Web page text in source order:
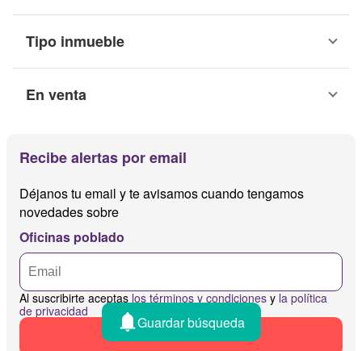
Tipo inmueble
En venta
Recibe alertas por email
Déjanos tu email y te avisamos cuando tengamos
novedades sobre
Oficinas poblado
Al suscribirte aceptas los términos y condiciones y la política
de privacidad
Guardar búsqueda